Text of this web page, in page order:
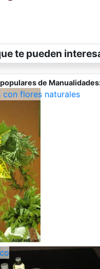
te pueden
de
flores naturales